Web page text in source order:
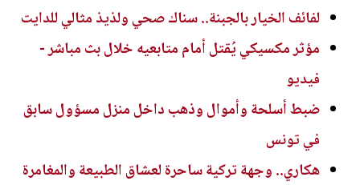
لفائف الخيار بالجبنة.. سناك صحي ولذيذ مثالي للدايت
مؤثر مكسيكي يُقتل أمام متابعيه خلال بث مباشر -
فيديو
ضبط أسلحة وأموال وذهب داخل منزل مسؤول سابق
في تونس
هكاري.. وجهة تركية ساحرة لعشاق الطبيعة والمغامرة